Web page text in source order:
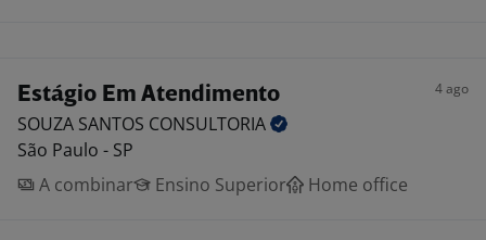
Estágio Em Atendimento 4 ago
SOUZA SANTOS CONSULTORIA
São Paulo - SP
A combinar
Ensino Superior Home office